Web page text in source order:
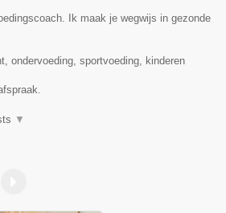
Ik maak je wegwijs in gezonde
ondervoeding, sportvoeding, kinderen
▼